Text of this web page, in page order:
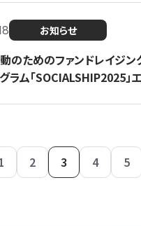
お知らせ
のためのファンドレイジン
ラム「SOCIALSHIP2025」
2 3 4 5